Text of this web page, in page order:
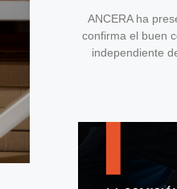
ANCERA ha
confirma el buen
independiente